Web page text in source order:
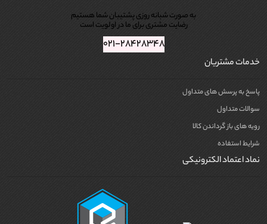
به صورت شبانه روزی پشتیبان شما هستیم
رضایت مشتری برای ما در اولویت است
۰۲۱-۲۸۴۲۸۳۴۸
خدمات مشتریان
پاسخ به پرسش های متداول
سوالات متداول
رویه های باز گرداندن کالا
شرایط استفاده
نماد اعتماد الکترونیکی